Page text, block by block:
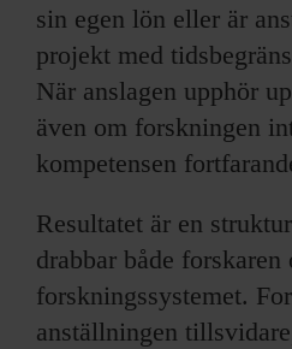
sin egen lön eller är
projekt med
När anslagen upphör
även om forskningen
kompetensen
Resultatet är en
drabbar både forskaren
forskningssystemet.
anställningen